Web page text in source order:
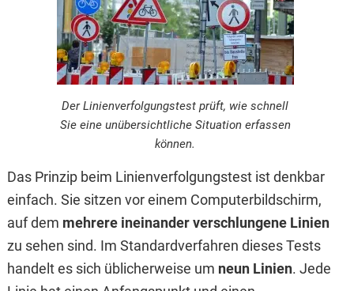
Der Linienverfolgungstest prüft, wie schnell
Sie eine unübersichtliche Situation erfassen
können.
Das Prinzip beim Linienverfolgungstest ist denkbar
einfach. Sie sitzen vor einem Computerbildschirm,
auf dem mehrere ineinander verschlungene Linien
zu sehen sind. Im Standardverfahren dieses Tests
handelt es sich üblicherweise um neun Linien. Jede